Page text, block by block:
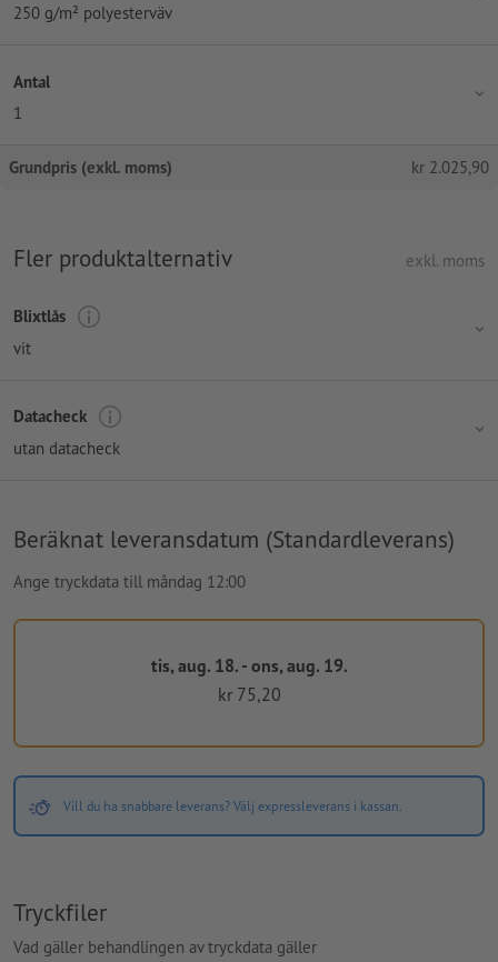
250 g/m² polyesterväv
Antal
1
Grundpris (exkl. moms) kr 2.025,90
Fler produktalternativ exkl. moms
Blixtlås
vit
Datacheck
utan datacheck
Beräknat leveransdatum (Standardleverans)
Ange tryckdata till måndag 12:00
tis, aug. 18. - ons, aug. 19.
kr 75,20
Vill du ha snabbare leverans? Välj expressleverans i kassan.
Tryckfiler
Vad gäller behandlingen av tryckdata gäller